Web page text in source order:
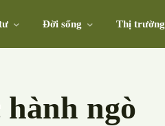
Đời sống Thị trường
hành ngò